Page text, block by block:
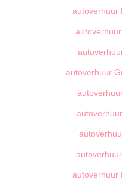
autoverhuur
autoverhuur
autoverhuur